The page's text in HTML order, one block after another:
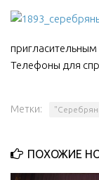
Учреждения
МБОУ ДО
МБУК
Телефоны для
Метки:
ПОХОЖИЕ